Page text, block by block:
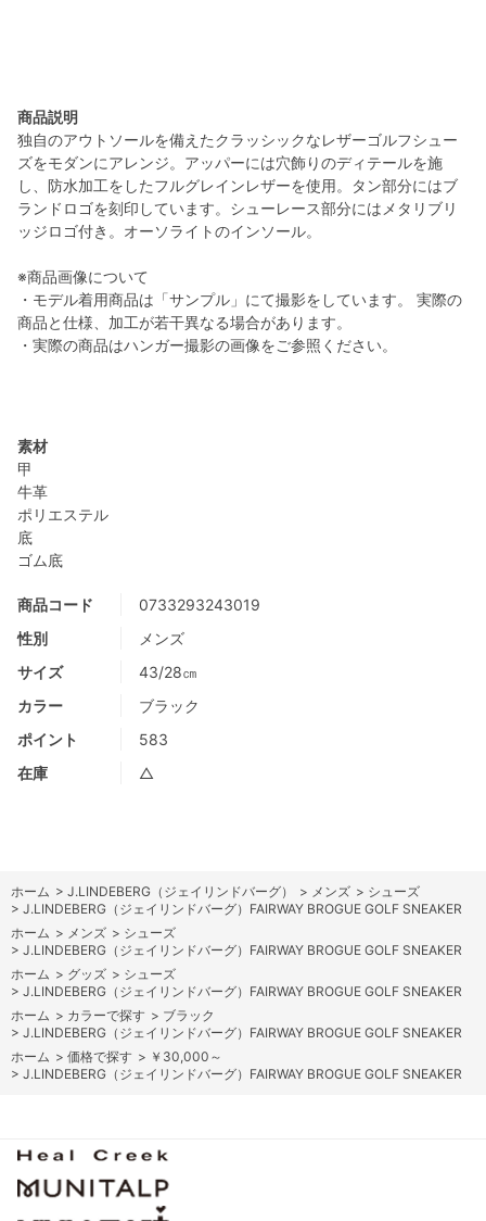
商品コード
0733293243019
性別
メンズ
サイズ
43/28㎝
カラー
ブラック
ポイント
583
在庫
△
商品説明
独自のアウトソールを備えたクラッシックなレザーゴルフシュー
ズをモダンにアレンジ。アッパーには穴飾りのディテールを施
し、防水加工をしたフルグレインレザーを使用。タン部分にはブ
ランドロゴを刻印しています。シューレース部分にはメタリブリ
ッジロゴ付き。オーソライトのインソール。
※商品画像について
・モデル着用商品は「サンプル」にて撮影をしています。 実際の
商品と仕様、加工が若干異なる場合があります。
・実際の商品はハンガー撮影の画像をご参照ください。
素材
甲
牛革
ポリエステル
底
ゴム底
ホーム > J.LINDEBERG（ジェイリンドバーグ） > メンズ > シューズ
> J.LINDEBERG（ジェイリンドバーグ）FAIRWAY BROGUE GOLF SNEAKER
ホーム > メンズ > シューズ
> J.LINDEBERG（ジェイリンドバーグ）FAIRWAY BROGUE GOLF SNEAKER
ホーム > グッズ > シューズ
> J.LINDEBERG（ジェイリンドバーグ）FAIRWAY BROGUE GOLF SNEAKER
ホーム > カラーで探す > ブラック
> J.LINDEBERG（ジェイリンドバーグ）FAIRWAY BROGUE GOLF SNEAKER
ホーム > 価格で探す > ￥30,000～
> J.LINDEBERG（ジェイリンドバーグ）FAIRWAY BROGUE GOLF SNEAKER